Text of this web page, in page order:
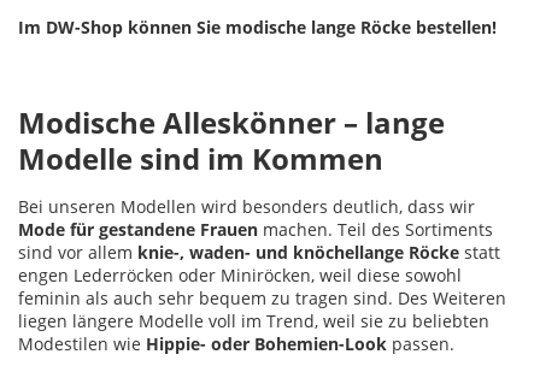
Im DW-Shop können Sie modische lange Röcke bestellen!
Modische Alleskönner – lange
Modelle sind im Kommen
Bei unseren Modellen wird besonders deutlich, dass wir
Mode für gestandene Frauen machen. Teil des Sortiments
sind vor allem knie-, waden- und knöchellange Röcke statt
engen Lederröcken oder Miniröcken, weil diese sowohl
feminin als auch sehr bequem zu tragen sind. Des Weiteren
liegen längere Modelle voll im Trend, weil sie zu beliebten
Modestilen wie Hippie- oder Bohemien-Look passen.